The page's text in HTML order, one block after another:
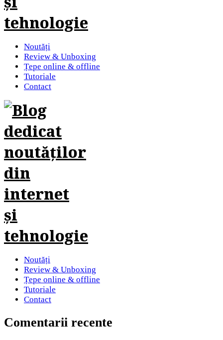
Noutăți
Review & Unboxing
Țepe online & offline
Tutoriale
Contact
Noutăți
Review & Unboxing
Țepe online & offline
Tutoriale
Contact
Comentarii recente